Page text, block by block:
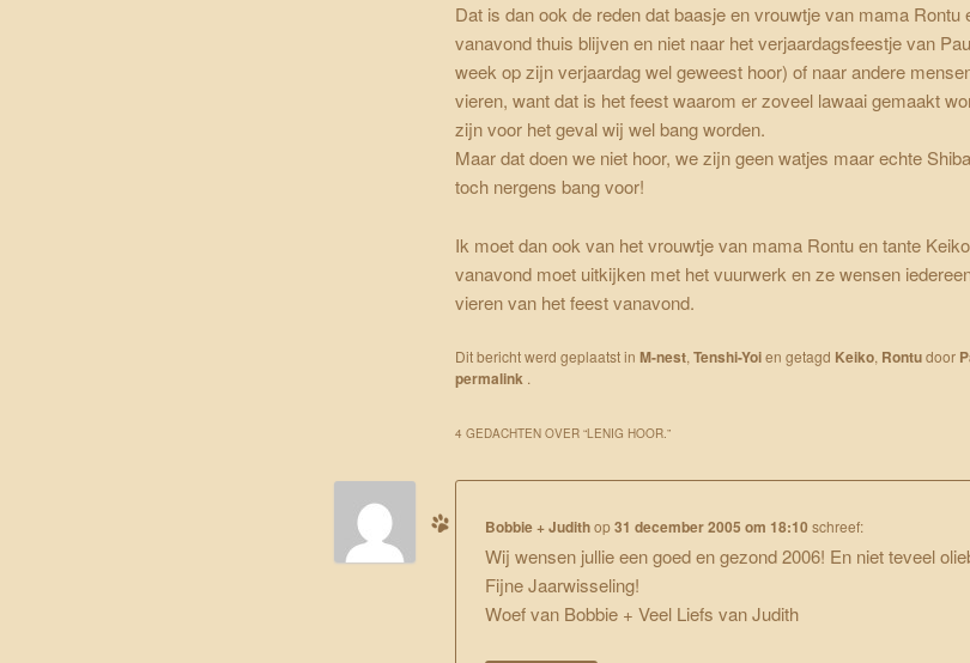
Dat is dan ook de reden dat baasje en vrouwtje van mama Rontu
vanavond thuis blijven en niet naar het verjaardagsfeestje van
week op zijn verjaardag wel geweest hoor) of naar andere
vieren, want dat is het feest waarom er zoveel lawaai gemaakt
zijn voor het geval wij wel bang worden.
Maar dat doen we niet hoor, we zijn geen watjes maar echte
toch nergens bang voor!
Ik moet dan ook van het vrouwtje van mama Rontu en tante
vanavond moet uitkijken met het vuurwerk en ze wensen
vieren van het feest vanavond.
Dit bericht werd geplaatst in M-nest, Tenshi-Yoien getagd Keiko, Rontudoor
permalink .
4 GEDACHTEN OVER “LENIG HOOR.”
Bobbie + Judithop31 december 2005 om 18:10 schreef:
Wij wensen jullie een goed en gezond 2006! En niet teveel
Fijne Jaarwisseling!
Woef van Bobbie + Veel Liefs van Judith